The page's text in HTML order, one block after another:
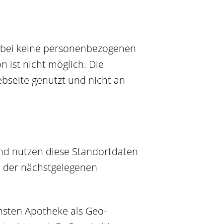
keine personenbezogenen
ist nicht möglich. Die
genutzt und nicht an
nutzen diese Standortdaten
nächstgelegenen
Apotheke als Geo-